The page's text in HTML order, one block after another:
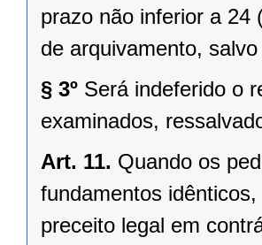
prazo não inferior a 24
de arquivamento,
§ 3º Será indeferido o
examinados,
Art. 11. Quando os
fundamentos
preceito legal em